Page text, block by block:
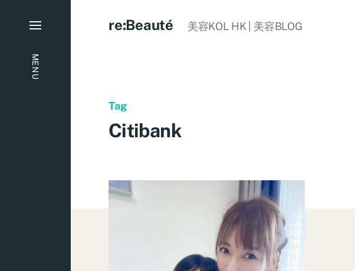
MENU
re:Beauté 美容KOL HK | 美容BLOG
Tag
Citibank